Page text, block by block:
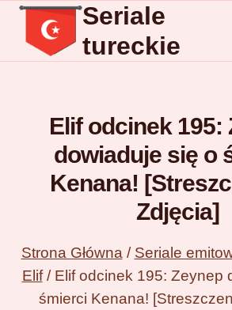
Przejdź
treści
Seriale
tureckie
Elif odcinek 195:
dowiaduje się o
Kenana!
Zdjęcia]
Strona Główna / Seriale
Elif / Elif odcinek 195: Zeynep
śmierci Kenana!